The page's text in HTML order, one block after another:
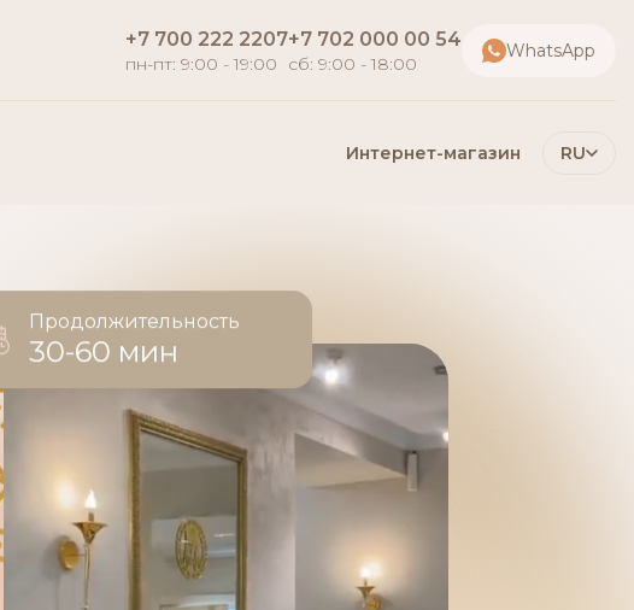
+7 700 222 2207
пн-пт: 9:00 - 19:00
+7 702 000 00 54
сб: 9:00 - 18:00
WhatsApp
Интернет-магазин RU
Продолжительность
30-60 мин